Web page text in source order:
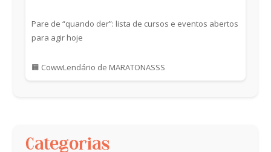
Pare de “quando der”: lista de cursos e eventos abertos
para agir hoje
🟧 CowwLendário de MARATONASSS
Categorias